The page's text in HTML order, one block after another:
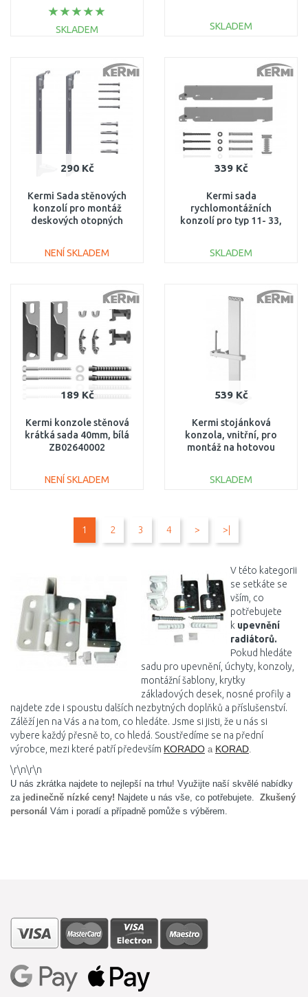
SKLADEM
Porovnat
SKLADEM
290 Kč
Kermi Sada stěnových
konzolí pro montáž
deskových otopných
33, výška 900 mm
ZB02970007
NENÍ SKLADEM
Porovnat
339 Kč
Kermi sada
rychlomontážních
konzolí pro typ 11- 33,
SKLADEM
189 Kč
Kermi konzole stěnová
krátká sada 40mm, bílá
ZB02640002
NENÍ SKLADEM
Porovnat
539 Kč
Kermi stojánková
konzola, vnitřní, pro
montáž na hotovou
mm) ZB03390001
SKLADEM
Porovnat
1 2 3 4 > >|
V této kategorii
se setkáte se
vším, co
potřebujete
k upevnění
radiátorů.
Pokud hledáte
sadu pro upevnění, úchyty, konzoly,
montážní šablony, krytky
základových desek, nosné profily a
najdete zde i spoustu dalších nezbytných doplňků a příslušenství.
Zálěží jen na Vás a na tom, co hledáte. Jsme si jisti, že u nás si
vybere každý přesně to, co hledá. Soustředíme se na přední
výrobce, mezi které patří především KORADO a KORAD.
\r\n\r\n
U nás zkrátka najdete to nejlepší na trhu! Využijte naší skvělé nabídky
za jedinečně nízké ceny! Najdete u nás vše, co potřebujete. Zkušený
personál Vám i poradí a případně pomůže s výběrem.